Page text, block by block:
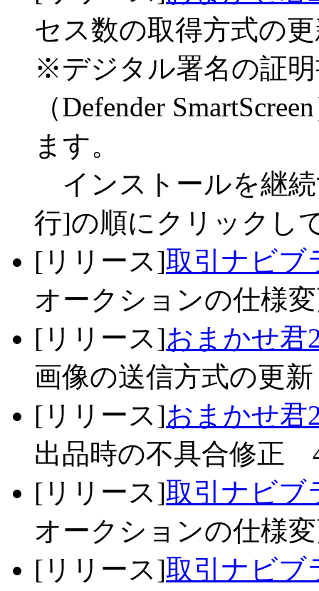
セス数の取得方式の
※デジタル署名の証
（Defender
ます。
インストールを継
行]の順にクリックし
[リリース]取引ナビブ
オークションの仕様
[リリース]おまかせ君
画像の送信方式の更
[リリース]おまかせ君
出品時の不具合修正
[リリース]取引ナビブ
オークションの仕様
[リリース]取引ナビブ